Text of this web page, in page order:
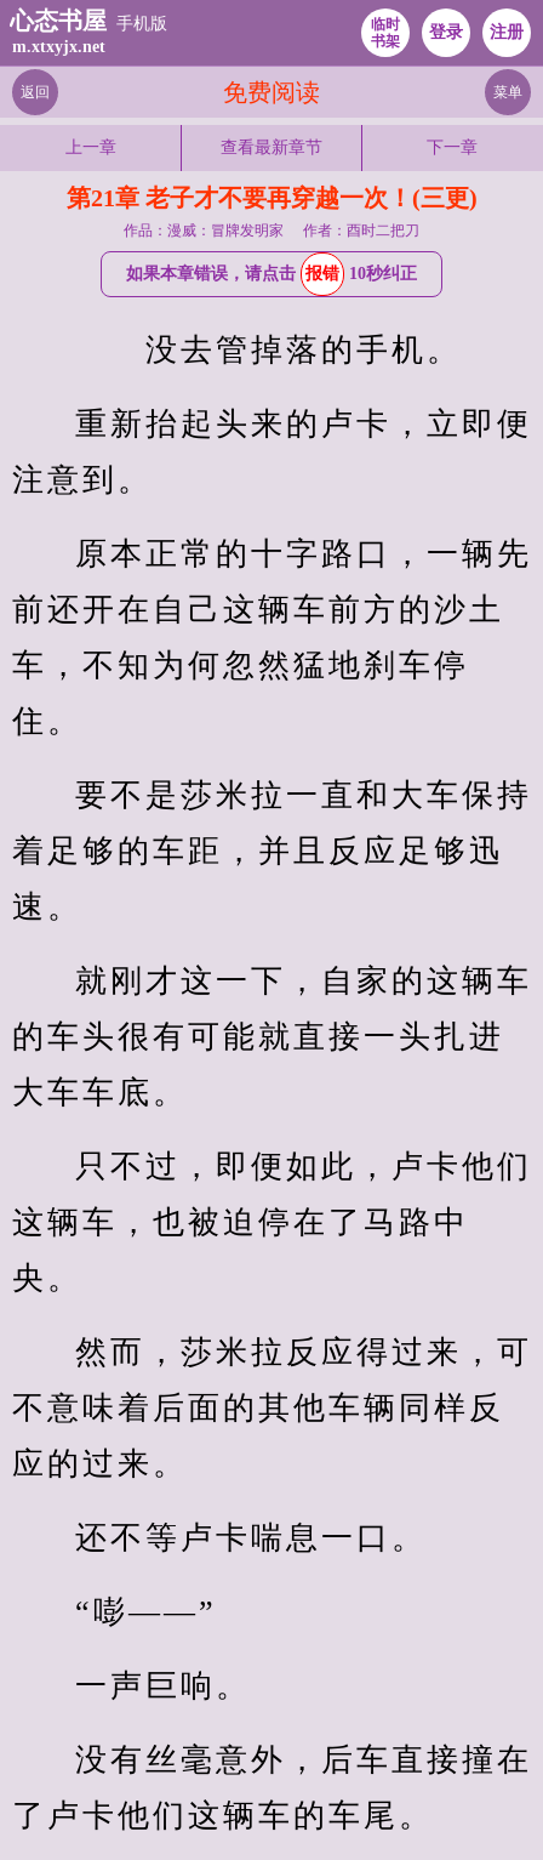
心态书屋 手机版
m.xtxyjx.net
临时
书架
登录 注册
免费阅读
返回 菜单
上一章 查看最新章节 下一章
第21章 老子才不要再穿越一次！(三更)
作品：漫威：冒牌发明家 作者：酉时二把刀
如果本章错误，请点击 报错 10秒纠正
没去管掉落的手机。
重新抬起头来的卢卡，立即便
注意到。
原本正常的十字路口，一辆先
前还开在自己这辆车前方的沙土
车，不知为何忽然猛地刹车停
住。
要不是莎米拉一直和大车保持
着足够的车距，并且反应足够迅
速。
就刚才这一下，自家的这辆车
的车头很有可能就直接一头扎进
大车车底。
只不过，即便如此，卢卡他们
这辆车，也被迫停在了马路中
央。
然而，莎米拉反应得过来，可
不意味着后面的其他车辆同样反
应的过来。
还不等卢卡喘息一口。
“嘭——”
一声巨响。
没有丝毫意外，后车直接撞在
了卢卡他们这辆车的车尾。